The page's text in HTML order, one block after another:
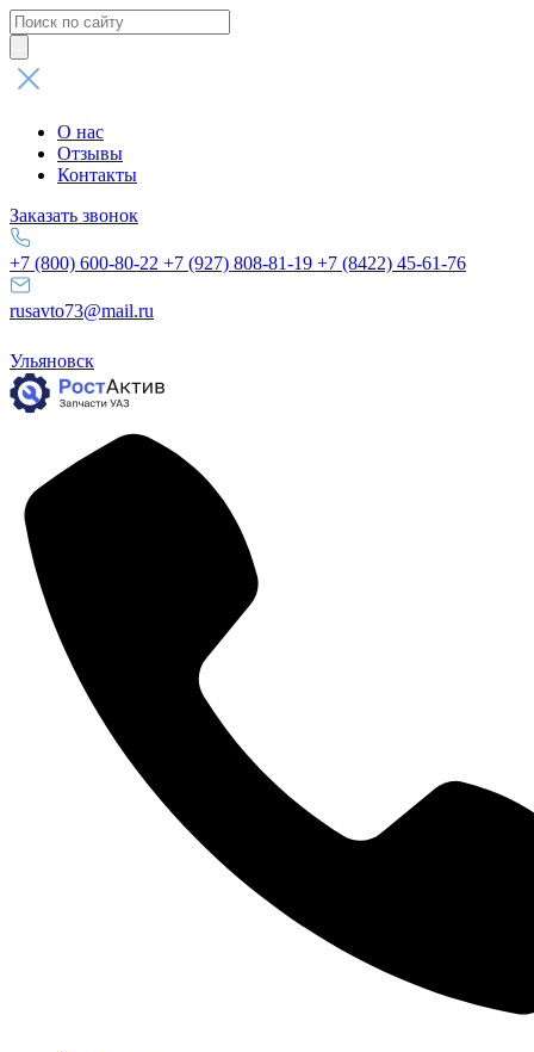
Поиск
товаров
О нас
Отзывы
Контакты
Заказать звонок
+7 (800) 600-80-22 +7 (927) 808-81-19 +7 (8422) 45-61-76
rusavto73@mail.ru
Ульяновск